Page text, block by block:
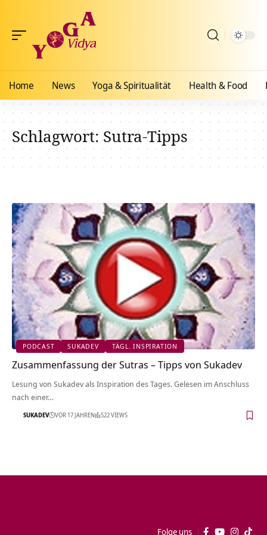
Home News Yoga & Spiritualität Health & Food
Schlagwort:Sutra-Tipps
PODCAST SUKADEV TÄGL. INSPIRATION
Zusammenfassung der Sutras – Tipps von Sukadev
Lesung von Sukadev als Inspiration des Tages. Gelesen im Anschluss
nach einer…
SUKADEV VOR 17 JAHREN 522 VIEWS
Folge uns